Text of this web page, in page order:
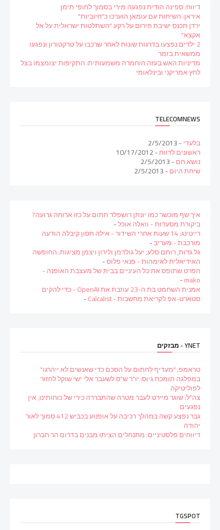
דיווח: ספינה הודית נפגעה מירי בסמוך לחופי תימן
איראן: השיחות עם עומאן הוערכו כ"חיוביות"
ירדן תכנס ישיבת חירום על רקע "השתלטות ישראלית על אל
אקצא"
2 ילדים נפצעו בדרגות שונות לאחר שרכבו על טרקטורון ונפגעו
ממשאית בזמר
מדיניות האש בעזה הוחמרה משמעותית: התקיפות יצומצמו בצל
לחץ אמריקני ובינלאומי
TELECOMNEWS
בלעדי- 2/5/2013
ראשונים לדווח- 10/17/2012
נושא חם- 2/5/2013
שיחת היום- 2/5/2013
איך שף מוכשר כמו יונתן רושפלד חתום על כזו ארוחה גרועה?
ביקורת מסעדות - וואלה אוכל-
רייטינג: 14 שעות אחרי השידור - אילה חסון קיבלה הודעה
מורכבת - מעריב-
גל גדות, רותם סלע, יעל גולדמן ולירון ויצמן מציגות: החופשה
האידיאלית לאימהות - פנאי פלוס-
הפרט שתופס את כל העיניים בבית של מעצבת האופנה -
mako
-
אמנית השחמט בת ה-23 עוזבת את OpenAI - כדי להקים
סטארט-אפ לקריאת מחשבות - Calcalist -
YNET - מבזקים
טראמפ: "מעדיף לחתום על הסכם כדי שאנשים לא ייהרגו"
במפלגה תומכת גיוס: יו"ר ש"ס לשעבר אלי ישי שוקל לחזור
לפוליטיקה
צה"ל: שוגר מיירט לעבר מטרה שהתבררה כירי של כוחותינו, אין
נפגעים
גבר נפצע קשה במהלך רכיבה על אופנוע בכביש 412 סמוך לאור
יהודה
דיווחים פלסטיניים: מתנחלים הציתו מבנים בדרום הר חברון
TGSPOT